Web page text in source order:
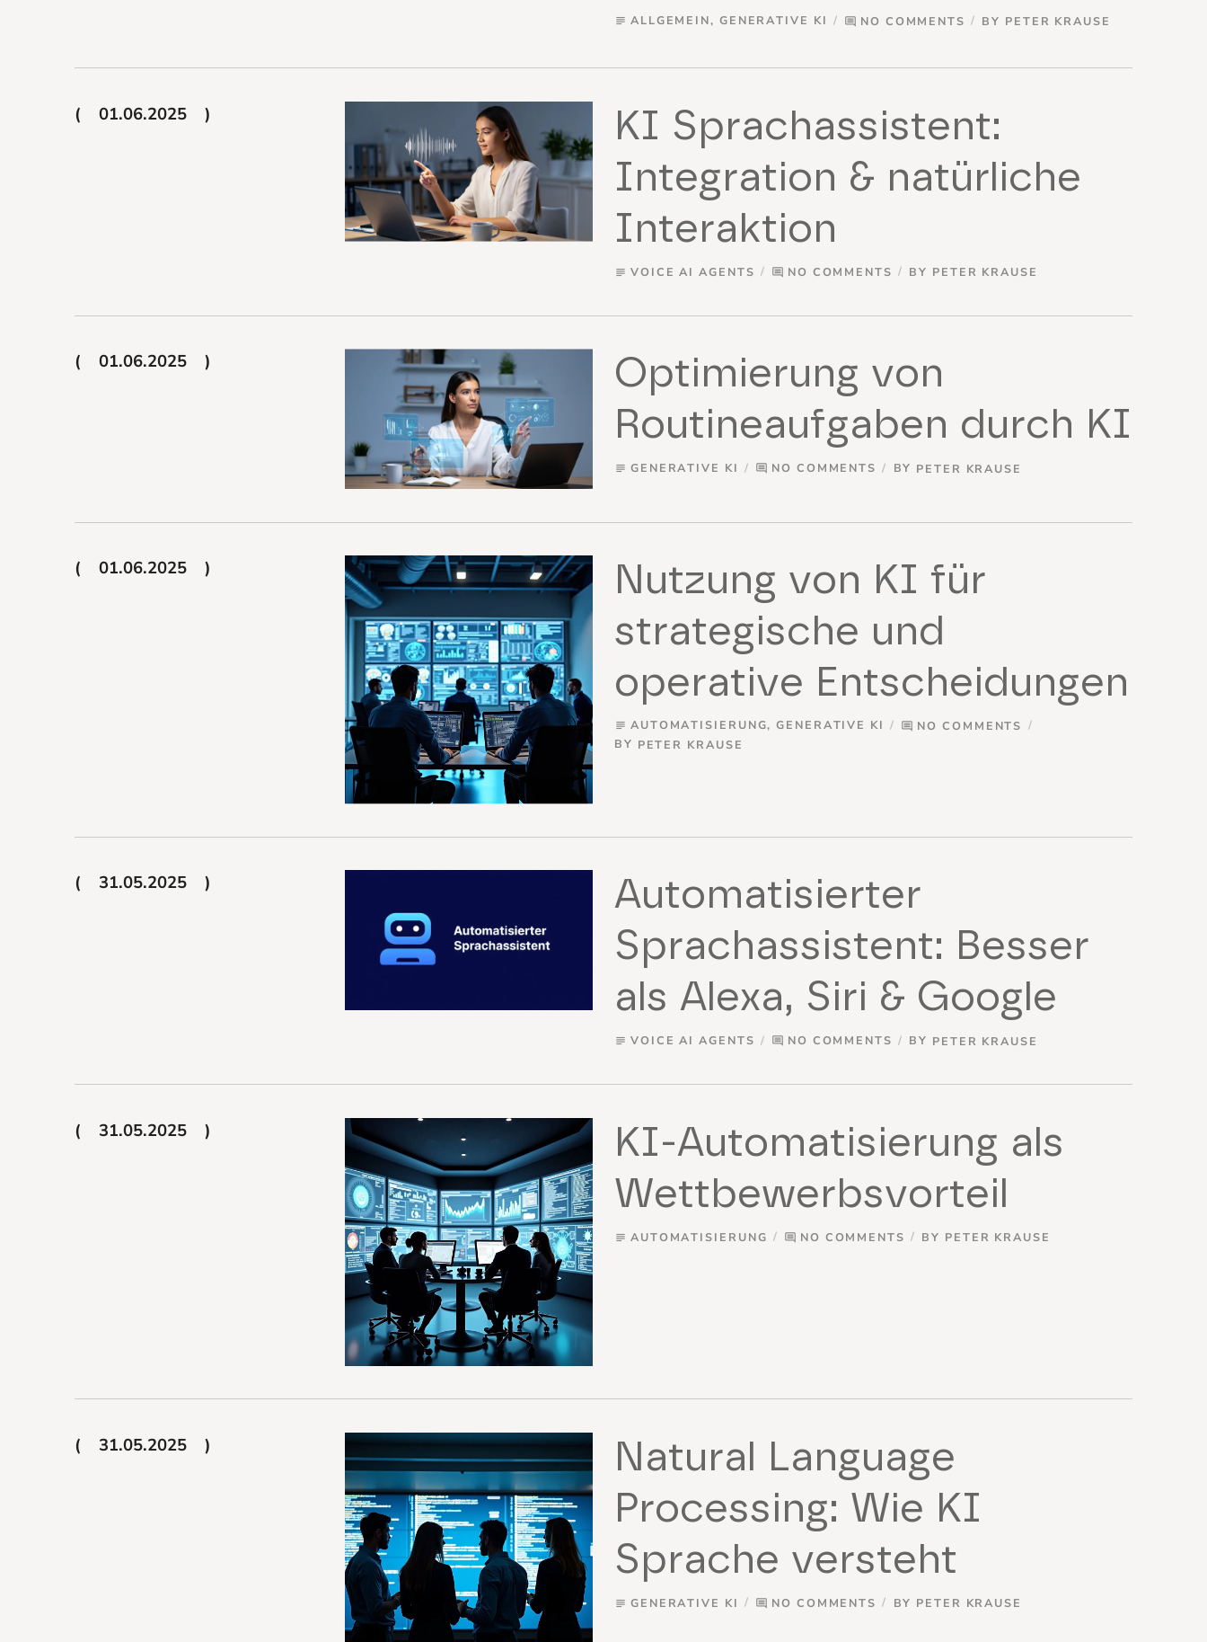
subject ALLGEMEIN, GENERATIVE KI comment NO COMMENTS BY PETER KRAUSE
01.06.2025
KI Sprachassistent:
Integration & natürliche
Interaktion
subject VOICE AI AGENTS comment NO COMMENTS BY PETER KRAUSE
01.06.2025
Optimierung von
Routineaufgaben durch KI
subject GENERATIVE KI comment NO COMMENTS BY PETER KRAUSE
01.06.2025
Nutzung von KI für
strategische und
operative Entscheidungen
subject AUTOMATISIERUNG,GENERATIVE KI comment NO COMMENTS
BY PETER KRAUSE
31.05.2025
Automatisierter
Sprachassistent: Besser
als Alexa, Siri & Google
subject VOICE AI AGENTS comment NO COMMENTS BY PETER KRAUSE
31.05.2025
KI-Automatisierung als
Wettbewerbsvorteil
subject AUTOMATISIERUNG comment NO COMMENTS BY PETER KRAUSE
31.05.2025
Natural Language
Processing: Wie KI
Sprache versteht
subject GENERATIVE KI comment NO COMMENTS BY PETER KRAUSE